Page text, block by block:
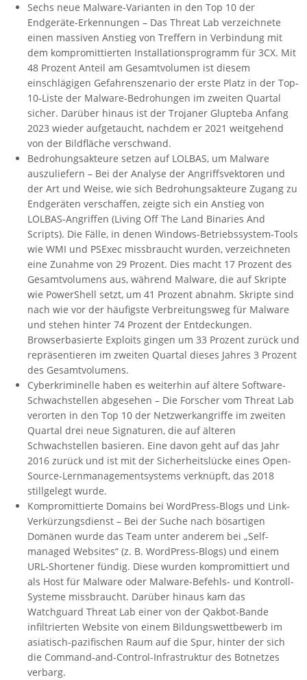
Sechs neue Malware-Varianten in den Top 10 der
Endgeräte-Erkennungen – Das Threat Lab verzeichnete
einen massiven Anstieg von Treffern in Verbindung mit
dem kompromittierten Installationsprogramm für 3CX. Mit
48 Prozent Anteil am Gesamtvolumen ist diesem
einschlägigen Gefahrenszenario der erste Platz in der Top-
10-Liste der Malware-Bedrohungen im zweiten Quartal
sicher. Darüber hinaus ist der Trojaner Glupteba Anfang
2023 wieder aufgetaucht, nachdem er 2021 weitgehend
von der Bildfläche verschwand.
Bedrohungsakteure setzen auf LOLBAS, um Malware
auszuliefern – Bei der Analyse der Angriffsvektoren und
der Art und Weise, wie sich Bedrohungsakteure Zugang zu
Endgeräten verschaffen, zeigte sich ein Anstieg von
LOLBAS-Angriffen (Living Off The Land Binaries And
Scripts). Die Fälle, in denen Windows-Betriebssystem-Tools
wie WMI und PSExec missbraucht wurden, verzeichneten
eine Zunahme von 29 Prozent. Dies macht 17 Prozent des
Gesamtvolumens aus, während Malware, die auf Skripte
wie PowerShell setzt, um 41 Prozent abnahm. Skripte sind
nach wie vor der häufigste Verbreitungsweg für Malware
und stehen hinter 74 Prozent der Entdeckungen.
Browserbasierte Exploits gingen um 33 Prozent zurück und
repräsentieren im zweiten Quartal dieses Jahres 3 Prozent
des Gesamtvolumens.
Cyberkriminelle haben es weiterhin auf ältere Software-
Schwachstellen abgesehen – Die Forscher vom Threat Lab
verorten in den Top 10 der Netzwerkangriffe im zweiten
Quartal drei neue Signaturen, die auf älteren
Schwachstellen basieren. Eine davon geht auf das Jahr
2016 zurück und ist mit der Sicherheitslücke eines Open-
Source-Lernmanagementsystems verknüpft, das 2018
stillgelegt wurde.
Kompromittierte Domains bei WordPress-Blogs und Link-
Verkürzungsdienst – Bei der Suche nach bösartigen
Domänen wurde das Team unter anderem bei „Self-
managed Websites“ (z. B. WordPress-Blogs) und einem
URL-Shortener fündig. Diese wurden kompromittiert und
als Host für Malware oder Malware-Befehls- und Kontroll-
Systeme missbraucht. Darüber hinaus kam das
Watchguard Threat Lab einer von der Qakbot-Bande
infiltrierten Website von einem Bildungswettbewerb im
asiatisch-pazifischen Raum auf die Spur, hinter der sich
die Command-and-Control-Infrastruktur des Botnetzes
verbarg.